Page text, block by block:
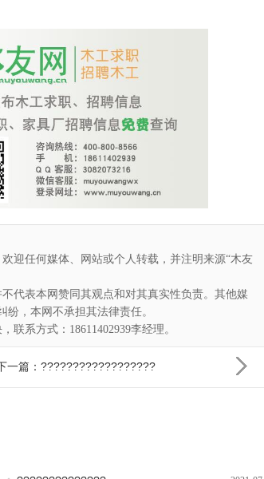
迎任何媒体、网站或个人转载，并注明来源“木友
代表本网赞同其观点和对其真实性负责。其他媒
，本网不承担其法律责任。
系方式：18611402939李经理。
一篇：??????????????????